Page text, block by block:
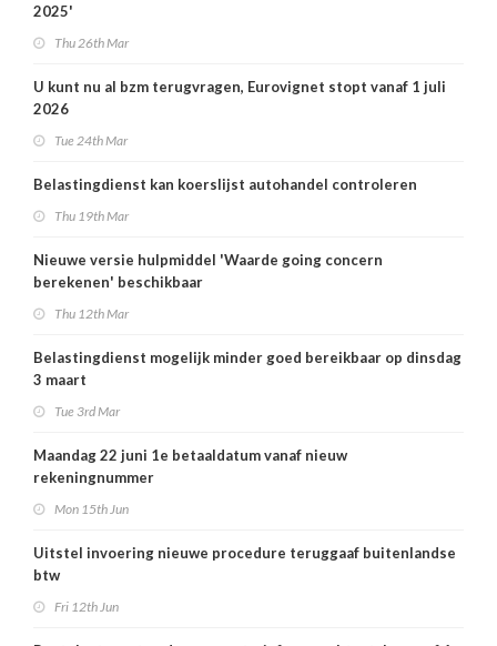
2025'
Thu 26th Mar
U kunt nu al bzm terugvragen, Eurovignet stopt vanaf 1 juli
2026
Tue 24th Mar
Belastingdienst kan koerslijst autohandel controleren
Thu 19th Mar
Nieuwe versie hulpmiddel 'Waarde going concern
berekenen' beschikbaar
Thu 12th Mar
Belastingdienst mogelijk minder goed bereikbaar op dinsdag
3 maart
Tue 3rd Mar
Maandag 22 juni 1e betaaldatum vanaf nieuw
rekeningnummer
Mon 15th Jun
Uitstel invoering nieuwe procedure teruggaaf buitenlandse
btw
Fri 12th Jun